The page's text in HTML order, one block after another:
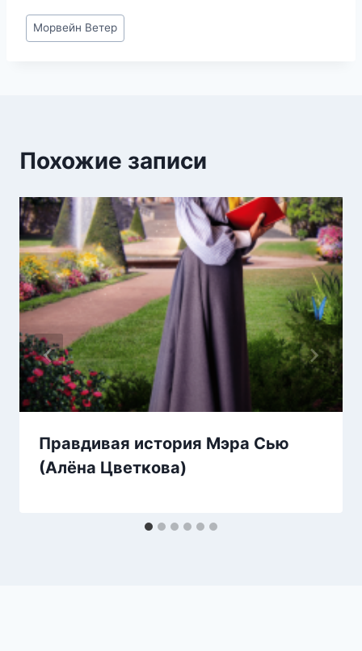
Метки
записи:
Морвейн Ветер
Похожие записи
Правдивая история Мэра Сью
(Алёна Цветкова)